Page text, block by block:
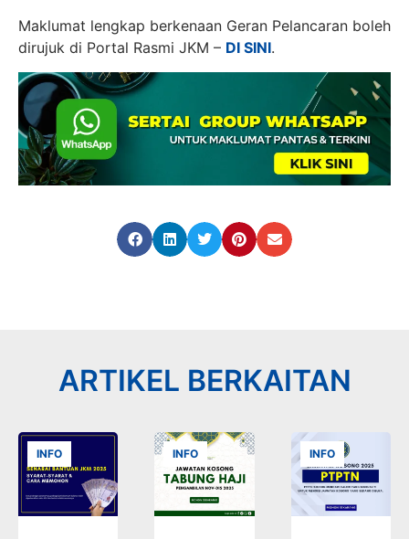
Maklumat lengkap berkenaan Geran Pelancaran boleh
dirujuk di Portal Rasmi JKM – DI SINI.
ARTIKEL BERKAITAN
INFO INFO INFO